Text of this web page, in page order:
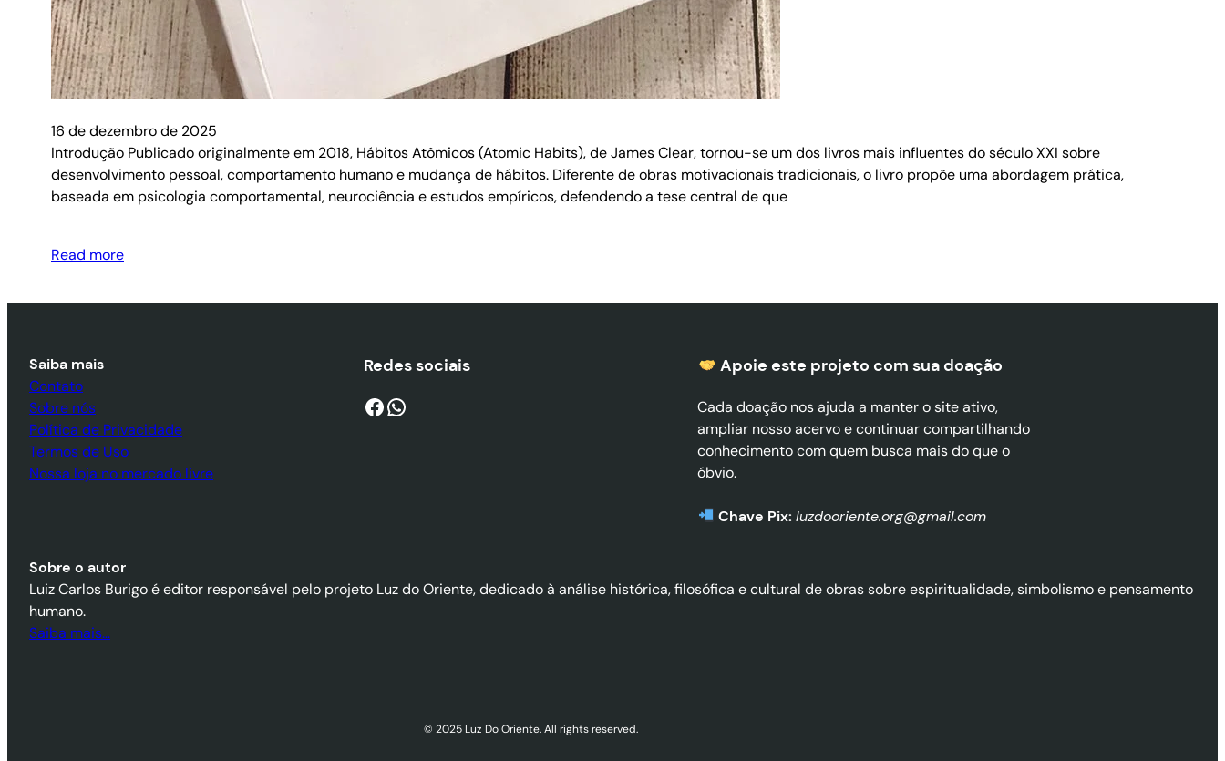
16 de dezembro de 2025
Introdução Publicado originalmente em 2018, Hábitos Atômicos (Atomic Habits), de James Clear, tornou-se um dos livros mais influentes do século XXI sobre
desenvolvimento pessoal, comportamento humano e mudança de hábitos. Diferente de obras motivacionais tradicionais, o livro propõe uma abordagem prática,
baseada em psicologia comportamental, neurociência e estudos empíricos, defendendo a tese central de que
Read more
Saiba mais
Contato
Sobre nós
Política de Privacidade
Termos de Uso
Nossa loja no mercado livre
Redes sociais
Facebook WhatsApp
Apoie este projeto com sua doação
Cada doação nos ajuda a manter o site ativo,
ampliar nosso acervo e continuar compartilhando
conhecimento com quem busca mais do que o
óbvio.
Chave Pix: luzdooriente.org@gmail.com
Sobre o autor
Luiz Carlos Burigo é editor responsável pelo projeto Luz do Oriente, dedicado à análise histórica, filosófica e cultural de obras sobre espiritualidade, simbolismo e pensamento
humano.
Saiba mais…
© 2025 Luz Do Oriente. All rights reserved.